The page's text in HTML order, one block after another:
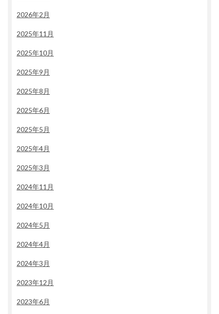
2026年2月
2025年11月
2025年10月
2025年9月
2025年8月
2025年6月
2025年5月
2025年4月
2025年3月
2024年11月
2024年10月
2024年5月
2024年4月
2024年3月
2023年12月
2023年6月